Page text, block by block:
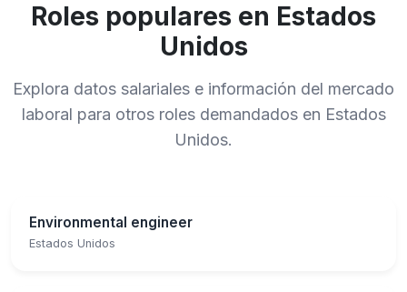
Roles populares en Estados
Unidos
Explora datos salariales e información del mercado
laboral para otros roles demandados en Estados
Unidos.
Environmental engineer
Estados Unidos